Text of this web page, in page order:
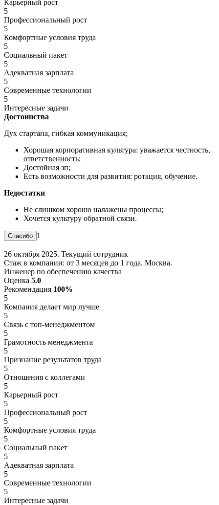
Карьерный рост
5
Профессиональный рост
5
Комфортные условия труда
5
Социальный пакет
5
Адекватная зарплата
5
Современные технологии
5
Интересные задачи
Достоинства
Дух стартапа, гибкая коммуникация;
Хорошая корпоративная культура: уважается честность,
ответственность;
Достойная зп;
Есть возможности для развития: ротация, обучение.
Недостатки
Не слишком хорошо налажены процессы;
Хочется культуру обратной связи.
1
26 октября 2025. Текущий сотрудник
Стаж в компании: от 3 месяцев до 1 года. Москва.
Инженер по обеспечению качества
Оценка 5.0
Рекомендация 100%
5
Компания делает мир лучше
5
Связь с топ-менеджментом
5
Грамотность менеджмента
5
Признание результатов труда
5
Отношения с коллегами
5
Карьерный рост
5
Профессиональный рост
5
Комфортные условия труда
5
Социальный пакет
5
Адекватная зарплата
5
Современные технологии
5
Интересные задачи